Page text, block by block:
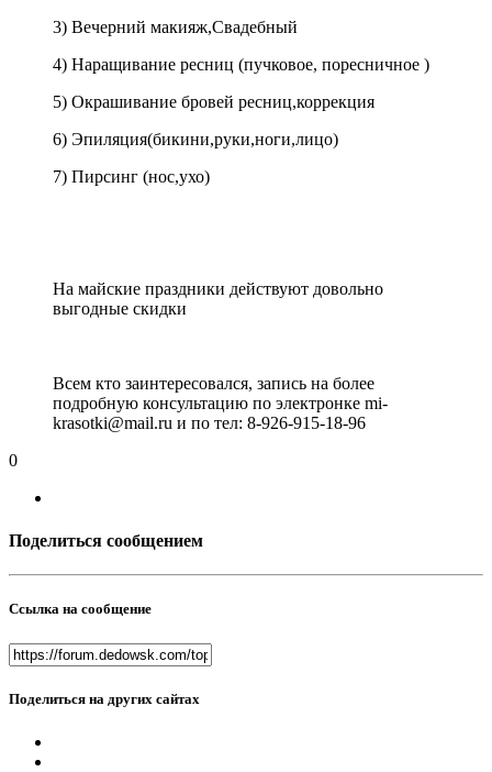
3) Вечерний макияж,Свадебный
4) Наращивание ресниц (пучковое, поресничное )
5) Окрашивание бровей ресниц,коррекция
6) Эпиляция(бикини,руки,ноги,лицо)
7) Пирсинг (нос,ухо)
На майские праздники действуют довольно
выгодные скидки
Всем кто заинтересовался, запись на более
подробную консультацию по электронке mi-
krasotki@mail.ru и по тел: 8-926-915-18-96
0
Поделиться сообщением
Ссылка на сообщение
Поделиться на других сайтах